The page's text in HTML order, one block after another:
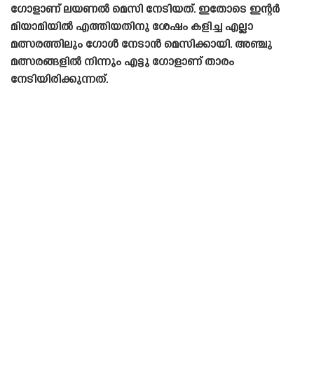
ഗോളാണ് ലയണൽ മെസി നേടിയത്. ഇതോടെ ഇന്റർ
മിയാമിയിൽ എത്തിയതിനു ശേഷം കളിച്ച എല്ലാ
മത്സരത്തിലും ഗോൾ നേടാൻ മെസിക്കായി. അഞ്ചു
മത്സരങ്ങളിൽ നിന്നും എട്ടു ഗോളാണ് താരം
നേടിയിരിക്കുന്നത്.